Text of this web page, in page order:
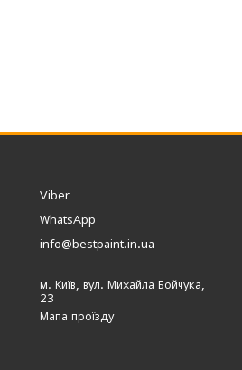
Viber
WhatsApp
info@bestpaint.in.ua
м. Київ, вул. Михайла Бойчука,
23
Мапа проїзду